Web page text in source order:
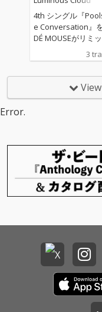
幻想的で不快感マ
スなダークメルヘ
ダンバレエボカロ！
4th シングル『
e Conversation』
DÉ MOUSEがリミ
ックスウィング的
ーでスロウなイン
からのアッパーな
いる。
3
Error.